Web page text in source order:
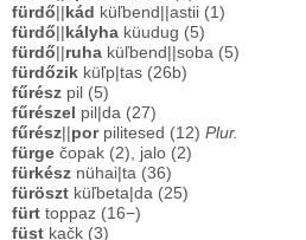
fürdő
kád küľbend||astii (1)
fürdő
kályha küudug (5)
fürdő
ruha küľbend||soba (5)
fürdőzik küľp|tas (26b)
fűrész pil (5)
fűrészel pil|da (27)
fűrész por pilitesed (12) Plur.
fürge čopak (2), jalo (2)
fürkész nühai|ta (36)
füröszt küľbeta|da (25)
fürt toppaz (16−)
füst kačk (3)